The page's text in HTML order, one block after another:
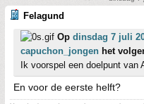
Felagund
Op dinsdag 7 juli
capuchon_jongen het
Ik voorspel een doelpunt van
En voor de eerste helft?